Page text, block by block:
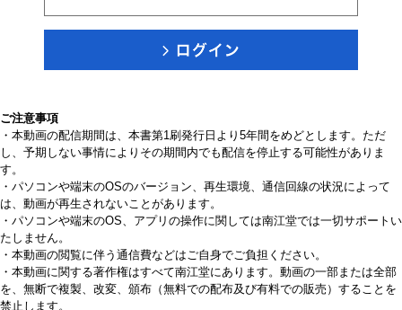
ご注意事項
・本動画の配信期間は、本書第1刷発行日より5年間をめどとします。ただ
し、予期しない事情によりその期間内でも配信を停止する可能性がありま
す。
・パソコンや端末のOSのバージョン、再生環境、通信回線の状況によって
は、動画が再生されないことがあります。
・パソコンや端末のOS、アプリの操作に関しては南江堂では一切サポートい
たしません。
・本動画の閲覧に伴う通信費などはご自身でご負担ください。
・本動画に関する著作権はすべて南江堂にあります。動画の一部または全部
を、無断で複製、改変、頒布（無料での配布及び有料での販売）することを
禁止します。